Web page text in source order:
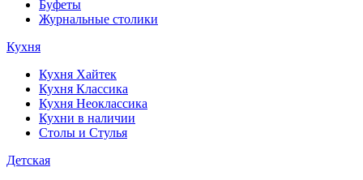
Буфеты
Журнальные столики
Кухня
Кухня Хайтек
Кухня Классика
Кухня Неоклассика
Кухни в наличии
Столы и Стулья
Детская